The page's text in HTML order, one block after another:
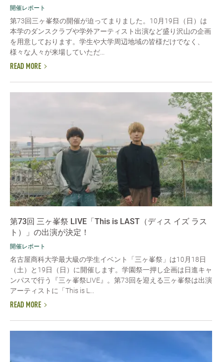
開催レポート
第73回三ヶ峯祭の開催が迫ってまりました。10月19日（日）は
本学のダンスクラブや学外アーティスト出演など盛り沢山の企画
を用意しております。学生や大学周辺地域の皆様だけでなく、
様々な人々が来場していただ...
READ MORE
第73回 三ヶ峯祭 LIVE「This is LAST（ディス イズ ラス
ト）」の出演が決定！
開催レポート
名古屋商科大学最大級の学生イベント「三ヶ峯祭」は10月18日
（土）と19日（日）に開催します。学園祭一押し企画は日進キャ
ンパスで行う『三ヶ峯祭LIVE』。第73回を迎える三ヶ峯祭は出演
アーティストに「This is L...
READ MORE